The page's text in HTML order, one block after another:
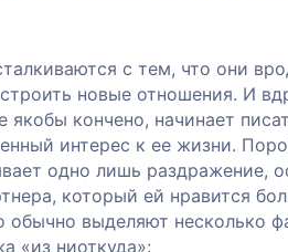
с тем, что они
новые отношения. И
якобы кончено, начинает
интерес к ее жизни.
одно лишь раздражение,
который ей нравится
обычно выделяют несколько
«из ниоткуда»: